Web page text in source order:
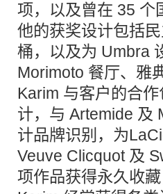
项，以及曾在 35 个
他的获奖设计包括
桶，以及为 Umbra
Morimoto 餐厅、雅
Karim 与客户的合
计，与 Artemide 及
计品牌识别，为
Veuve Clicquot 及
项作品获得永久收